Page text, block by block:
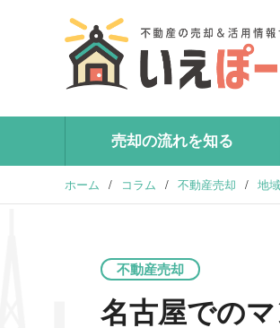
売却の流れを知る
ホーム / コラム / 不動産売却 / 地
不動産売却
名古屋での